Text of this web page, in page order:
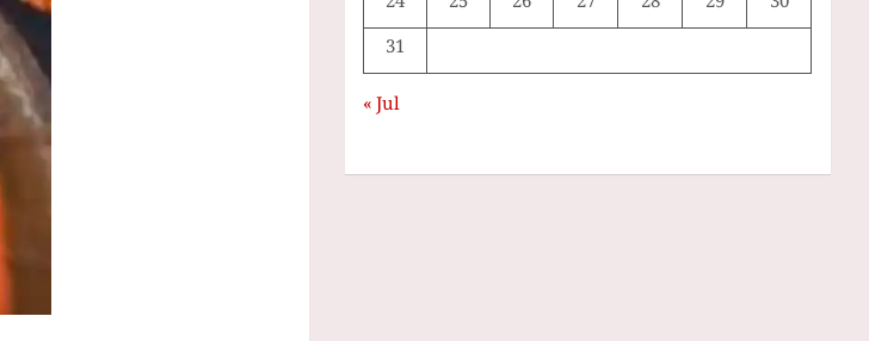
31
« Jul